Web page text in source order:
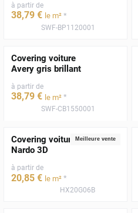
à partir de
38,79 € le m² *
SWF-BP1120001
Covering voiture
Avery gris brillant
à partir de
38,79 € le m² *
SWF-CB1550001
Meilleure vente
Covering voiture gris
Nardo 3D
à partir de
20,85 € le m² *
HX20G06B